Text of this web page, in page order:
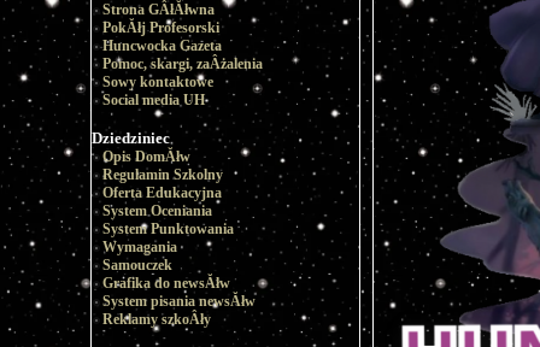
Strona GÂłĂłwna
PokĂłj Profesorski
Huncwocka Gazeta
Pomoc, skargi, zaÂżalenia
Sowy kontaktowe
Social media UH
Dziedziniec
Opis DomĂłw
Regulamin Szkolny
Oferta Edukacyjna
System Oceniania
System Punktowania
Wymagania
Samouczek
Grafika do newsĂłw
System pisania newsĂłw
Reklamy szkoÂły